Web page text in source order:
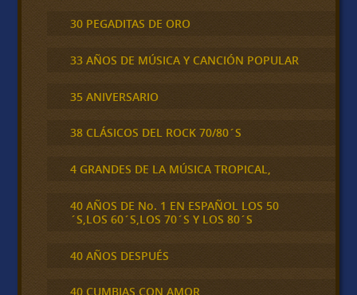
30 PEGADITAS DE ORO
33 AÑOS DE MÚSICA Y CANCIÓN POPULAR
35 ANIVERSARIO
38 CLÁSICOS DEL ROCK 70/80´S
4 GRANDES DE LA MÚSICA TROPICAL,
40 AÑOS DE No. 1 EN ESPAÑOL LOS 50
´S,LOS 60´S,LOS 70´S Y LOS 80´S
40 AÑOS DESPUÉS
40 CUMBIAS CON AMOR